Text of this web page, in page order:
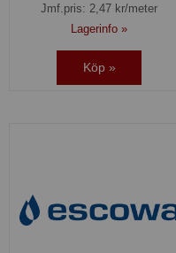
Jmf.pris: 2,47 kr/meter
Lagerinfo »
Köp »